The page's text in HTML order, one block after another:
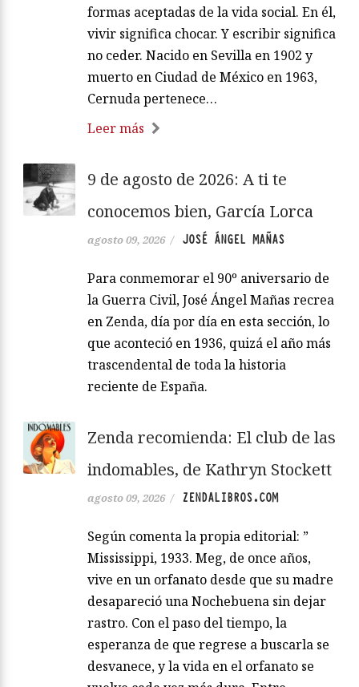
formas aceptadas de la vida social. En él,
vivir significa chocar. Y escribir significa
no ceder. Nacido en Sevilla en 1902 y
muerto en Ciudad de México en 1963,
Cernuda pertenece…
Leer más
9 de agosto de 2026: A ti te
conocemos bien, García Lorca
agosto 09, 2026 / JOSÉ ÁNGEL MAÑAS
Para conmemorar el 90º aniversario de
la Guerra Civil, José Ángel Mañas recrea
en Zenda, día por día en esta sección, lo
que aconteció en 1936, quizá el año más
trascendental de toda la historia
reciente de España.
Zenda recomienda: El club de las
indomables, de Kathryn Stockett
agosto 09, 2026 / ZENDALIBROS.COM
Según comenta la propia editorial: ”
Mississippi, 1933. Meg, de once años,
vive en un orfanato desde que su madre
desapareció una Nochebuena sin dejar
rastro. Con el paso del tiempo, la
esperanza de que regrese a buscarla se
desvanece, y la vida en el orfanato se